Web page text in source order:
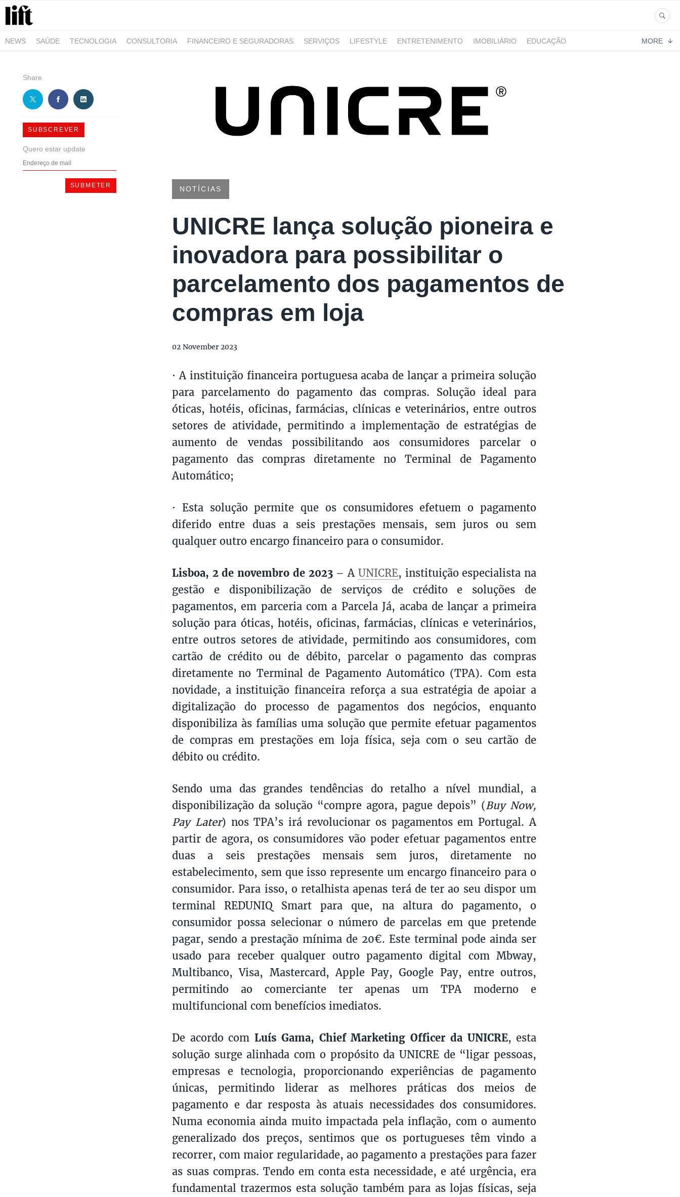
NEWS SAÚDE TECNOLOGIA CONSULTORIA FINANCEIRO E SEGURADORAS SERVIÇOS LIFESTYLE ENTRETENIMENTO IMOBILIÁRIO
EDUCAÇÃO
MORE
Share
SUBSCREVER
Quero estar update
NOTÍCIAS
UNICRE lança solução pioneira e
inovadora para possibilitar o
parcelamento dos pagamentos de
compras em loja
02 November 2023
· A instituição financeira portuguesa acaba de lançar a primeira solução
para parcelamento do pagamento das compras. Solução ideal para
óticas, hotéis, oficinas, farmácias, clínicas e veterinários, entre outros
setores de atividade, permitindo a implementação de estratégias de
aumento de vendas possibilitando aos consumidores parcelar o
pagamento das compras diretamente no Terminal de Pagamento
Automático;
· Esta solução permite que os consumidores efetuem o pagamento
diferido entre duas a seis prestações mensais, sem juros ou sem
qualquer outro encargo financeiro para o consumidor.
Lisboa, 2 de novembro de 2023 – A UNICRE, instituição especialista na
gestão e disponibilização de serviços de crédito e soluções de
pagamentos, em parceria com a Parcela Já, acaba de lançar a primeira
solução para óticas, hotéis, oficinas, farmácias, clínicas e veterinários,
entre outros setores de atividade, permitindo aos consumidores, com
cartão de crédito ou de débito, parcelar o pagamento das compras
diretamente no Terminal de Pagamento Automático (TPA). Com esta
novidade, a instituição financeira reforça a sua estratégia de apoiar a
digitalização do processo de pagamentos dos negócios, enquanto
disponibiliza às famílias uma solução que permite efetuar pagamentos
de compras em prestações em loja física, seja com o seu cartão de
débito ou crédito.
Sendo uma das grandes tendências do retalho a nível mundial, a
disponibilização da solução “compre agora, pague depois” (Buy Now,
Pay Later) nos TPA’s irá revolucionar os pagamentos em Portugal. A
partir de agora, os consumidores vão poder efetuar pagamentos entre
duas a seis prestações mensais sem juros, diretamente no
estabelecimento, sem que isso represente um encargo financeiro para o
consumidor. Para isso, o retalhista apenas terá de ter ao seu dispor um
terminal REDUNIQ Smart para que, na altura do pagamento, o
consumidor possa selecionar o número de parcelas em que pretende
pagar, sendo a prestação mínima de 20€. Este terminal pode ainda ser
usado para receber qualquer outro pagamento digital com Mbway,
Multibanco, Visa, Mastercard, Apple Pay, Google Pay, entre outros,
permitindo ao comerciante ter apenas um TPA moderno e
multifuncional com benefícios imediatos.
De acordo com Luís Gama, Chief Marketing Officer da UNICRE, esta
solução surge alinhada com o propósito da UNICRE de “ligar pessoas,
empresas e tecnologia, proporcionando experiências de pagamento
únicas, permitindo liderar as melhores práticas dos meios de
pagamento e dar resposta às atuais necessidades dos consumidores.
Numa economia ainda muito impactada pela inflação, com o aumento
generalizado dos preços, sentimos que os portugueses têm vindo a
recorrer, com maior regularidade, ao pagamento a prestações para fazer
as suas compras. Tendo em conta esta necessidade, e até urgência, era
fundamental trazermos esta solução também para as lojas físicas, seja